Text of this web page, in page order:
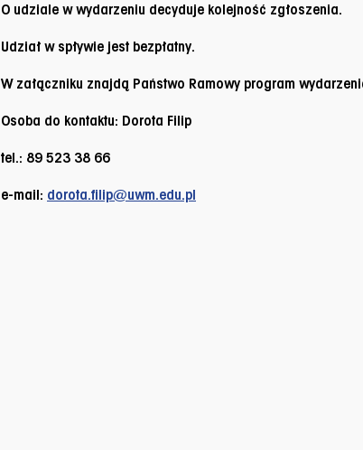
O udziale w wydarzeniu decyduje kolejność zgłoszenia.
Udział w spływie jest bezpłatny.
W załączniku znajdą Państwo Ramowy program
Osoba do kontaktu: Dorota Filip
tel.: 89 523 38 66
e-mail: dorota.filip@uwm.edu.pl